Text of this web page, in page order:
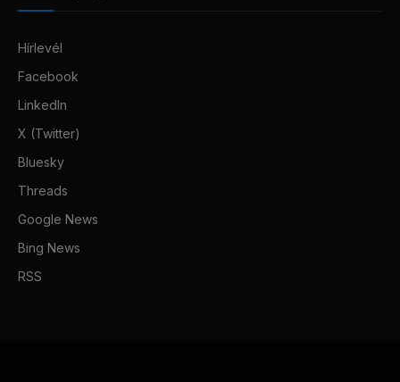
Hírlevél
Facebook
LinkedIn
X (Twitter)
Bluesky
Threads
Google News
Bing News
RSS